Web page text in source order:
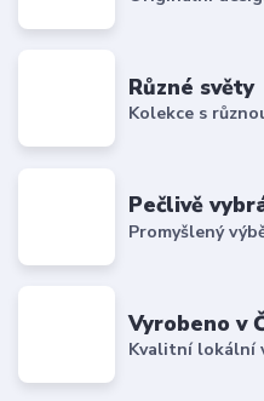
Různé světy
Kolekce s
Pečlivě
Promyšlený
Vyrobeno v
Kvalitní lokální